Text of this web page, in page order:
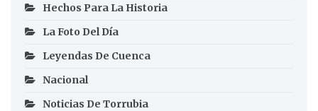
Hechos Para La Historia
La Foto Del Día
Leyendas De Cuenca
Nacional
Noticias De Torrubia